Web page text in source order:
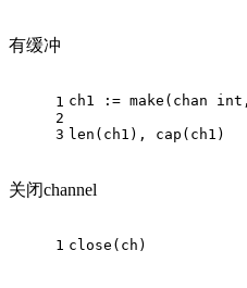
有缓冲
1
2
3
ch1 := make(chan
len(ch1), cap(ch1)
关闭channel
1 close(ch)